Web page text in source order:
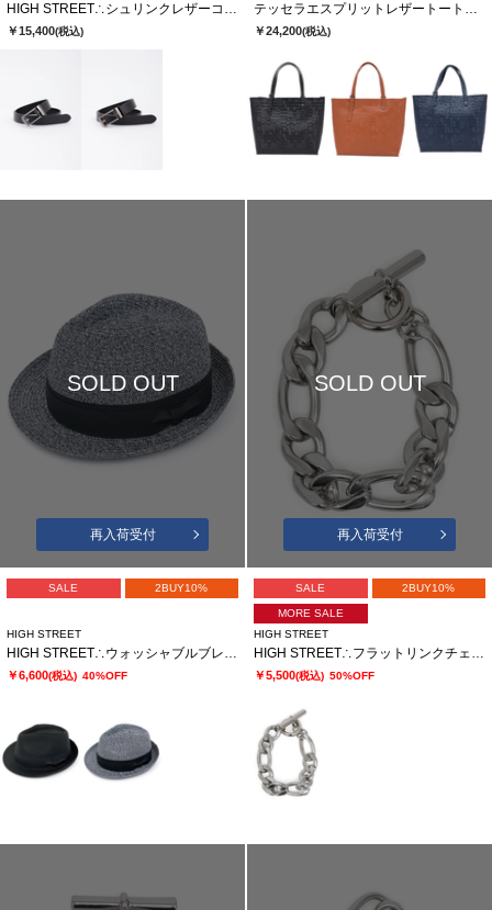
HIGH STREET∴シュリンクレザーコンフォートベルト
￥15,400(税込)
テッセラエスプリットレザートートバック
￥24,200(税込)
SOLD OUT
再入荷受付
SALE 2BUY10%
HIGH STREET
￥6,600(税込) 40%OFF
SOLD OUT
再入荷受付
SALE 2BUY10%
MORE SALE
HIGH STREET
￥5,500(税込) 50%OFF